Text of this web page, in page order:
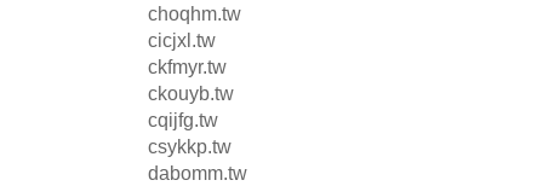
choqhm.tw
cicjxl.tw
ckfmyr.tw
ckouyb.tw
cqijfg.tw
csykkp.tw
dabomm.tw